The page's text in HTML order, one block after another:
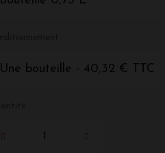
Une bouteille - 40,32 € TTC